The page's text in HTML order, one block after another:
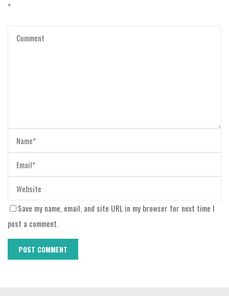
*
Save my name, email, and site URL in my browser for next time I
post a comment.